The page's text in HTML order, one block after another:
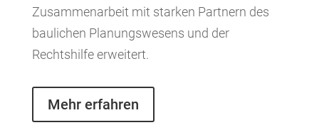
Zusammenarbeit mit starken Partnern des
baulichen Planungswesens und der
Rechtshilfe erweitert.
Mehr erfahren